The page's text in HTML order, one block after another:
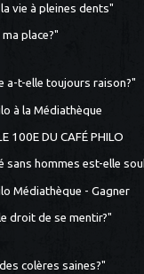
vie à pleines dents"
place?"
a-t-elle toujours raison?"
à la Médiathèque
100E DU CAFÉ PHILO
sans hommes est-elle
Médiathèque - Gagner
droit de se mentir?"
colères saines?"